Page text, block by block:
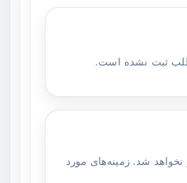
ثبت نشده است.
شد. زمینه‌های مورد